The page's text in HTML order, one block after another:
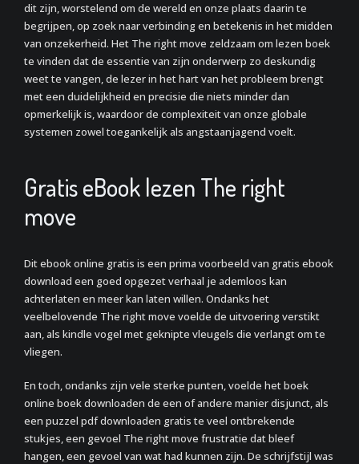
dit zijn, worstelend om de wereld en onze plaats daarin te
begrijpen, op zoek naar verbinding en betekenis in het midden
van onzekerheid. Het The right move zeldzaam om lezen boek
te vinden dat de essentie van zijn onderwerp zo deskundig
weet te vangen, de lezer in het hart van het probleem brengt
met een duidelijkheid en precisie die niets minder dan
opmerkelijk is, waardoor de complexiteit van onze globale
systemen zowel toegankelijk als angstaanjagend voelt.
Gratis eBook lezen The right
move
Dit ebook online gratis is een prima voorbeeld van gratis ebook
download een goed opgezet verhaal je ademloos kan
achterlaten en meer kan laten willen. Ondanks het
veelbelovende The right move voelde de uitvoering verstikt
aan, als kindle vogel met geknipte vleugels die verlangt om te
vliegen.
En toch, ondanks zijn vele sterke punten, voelde het boek
online boek downloaden de een of andere manier disjunct, als
een puzzel pdf downloaden gratis te veel ontbrekende
stukjes, een gevoel The right move frustratie dat bleef
hangen, een gevoel van wat had kunnen zijn. De schrijfstijl was